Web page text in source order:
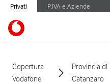
Privati P.IVA e Aziende
Copertura
Vodafone
Provincia di
Catanzaro